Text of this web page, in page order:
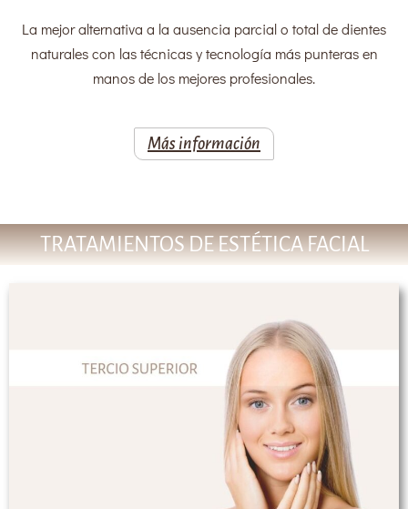
La mejor alternativa a la ausencia parcial o total de dientes
naturales con las técnicas y tecnología más punteras en
manos de los mejores profesionales.
Más información
TRATAMIENTOS DE ESTÉTICA FACIAL